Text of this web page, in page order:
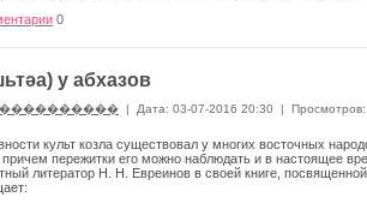
0
у абхазов
���������� | Дата: 03-07-2016 20:30 |
культ козла существовал у многих вос­точных
причем пережитки его можно наблюдать и в настоящее
лите­ратор Н. Н. Евреинов в своей книге,